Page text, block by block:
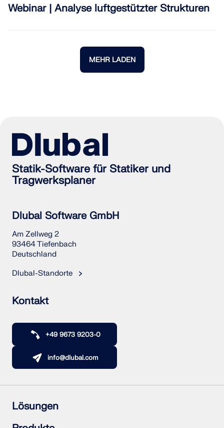
Webinar | Analyse luftgestützter Strukturen
MEHR LADEN
Statik-Software für Statiker und
Tragwerksplaner
Dlubal Software GmbH
Am Zellweg 2
93464 Tiefenbach
Deutschland
Dlubal-Standorte
Kontakt
+49 9673 9203-0
info@dlubal.com
Lösungen
Stahlbetonbau